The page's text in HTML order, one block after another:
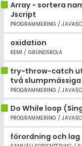
Array - sortera
Jscript
PROGRAMMERING /
oxidation
KEMI / GRUNDSKOLA
try-throw-catch
två
PROGRAMMERING /
Do While loop
PROGRAMMERING /
förordning och lag